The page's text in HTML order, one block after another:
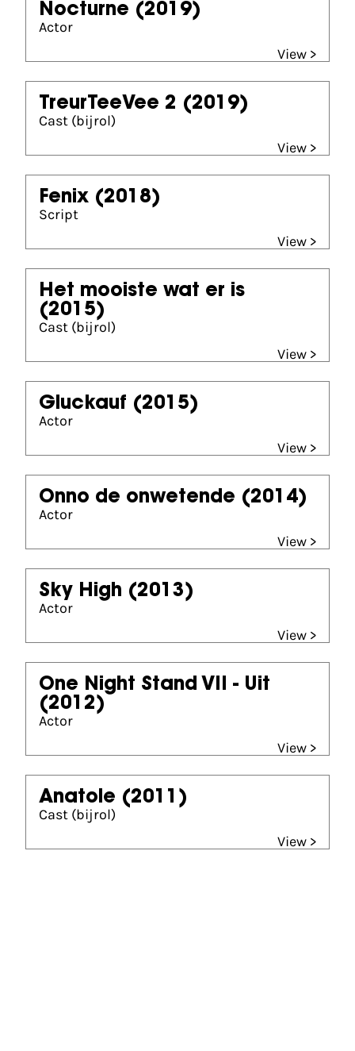
Nocturne (2019)
Actor
View >
TreurTeeVee 2 (2019)
Cast (bijrol)
View >
Fenix (2018)
Script
View >
Het mooiste wat er is
(2015)
Cast (bijrol)
View >
Gluckauf (2015)
Actor
View >
Onno de onwetende (2014)
Actor
View >
Sky High (2013)
Actor
View >
One Night Stand VII - Uit
(2012)
Actor
View >
Anatole (2011)
Cast (bijrol)
View >